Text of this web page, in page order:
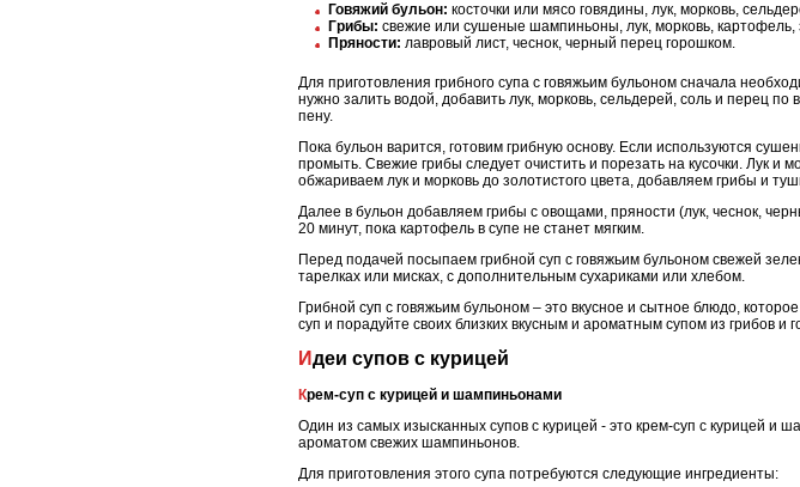
Говяжий бульон: косточки или мясо говядины, лук, морковь,
Грибы: свежие или сушеные шампиньоны, лук, морковь, картофель,
Пряности: лавровый лист, чеснок, черный перец горошком.
Для приготовления грибного супа с говяжьим бульоном сначала
нужно залить водой, добавить лук, морковь, сельдерей, соль и перец
пену.
Пока бульон варится, готовим грибную основу. Если используются
промыть. Свежие грибы следует очистить и порезать на кусочки. Лук и
обжариваем лук и морковь до золотистого цвета, добавляем грибы и
Далее в бульон добавляем грибы с овощами, пряности (лук, чеснок,
20 минут, пока картофель в супе не станет мягким.
Перед подачей посыпаем грибной суп с говяжьим бульоном свежей
тарелках или мисках, с дополнительным сухариками или хлебом.
Грибной суп с говяжьим бульоном – это вкусное и сытное блюдо,
суп и порадуйте своих близких вкусным и ароматным супом из грибов и
Идеи супов с курицей
Крем-суп с курицей и шампиньонами
Один из самых изысканных супов с курицей - это крем-суп с курицей
ароматом свежих шампиньонов.
Для приготовления этого супа потребуются следующие ингредиенты: